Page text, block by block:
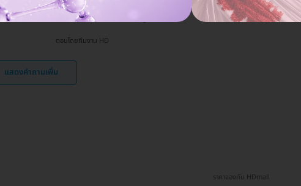
ณที่
ตอบ
ไม่สามารถออกใบกำกับภาษีได้ เนื่องจากกิจการที่มีใบอนุญาต 'สถาน
พยาบาล' จะได้รับยกเว้นภาษีมูลค่าเพิ่ม
ตอบโดยทีมงาน HD
แสดงคำถามเพิ่ม
ราคาจองกับ HDmall